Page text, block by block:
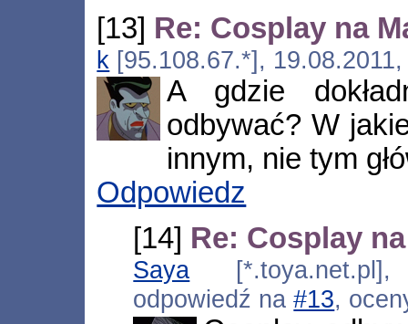
[13] Re: Cosplay na
k [95.108.67.*],
A gdzie
odbywać? W
innym, nie tym
Odpowiedz
[14] Re: Cosplay
Saya [*.toya.net.pl],
odpowiedź na#13,